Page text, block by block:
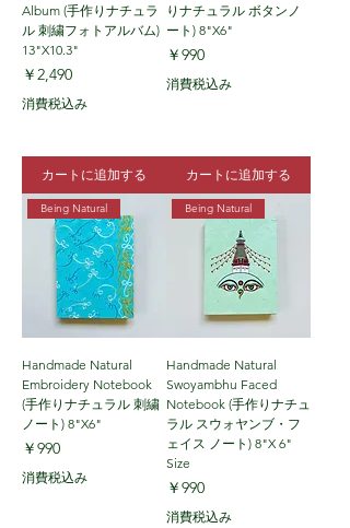
Album (手作りナチュラ
ル 刺繍フォトアルバム)
13"X10.3"
価格
￥2,490
消費税込み
カートに追加する
りナチュラル ボタンノ
ート) 8"X6"
価格
￥990
消費税込み
カートに追加する
Being Natural
Handmade Natural
Embroidery Notebook
(手作りナチュラル 刺繍
ノート) 8"X6"
価格
￥990
消費税込み
Being Natural
Handmade Natural
Swoyambhu Faced
Notebook (手作りナチュ
ラル スウォヤンブ・フ
ェイス ノート) 8"X 6"
Size
価格
￥990
消費税込み